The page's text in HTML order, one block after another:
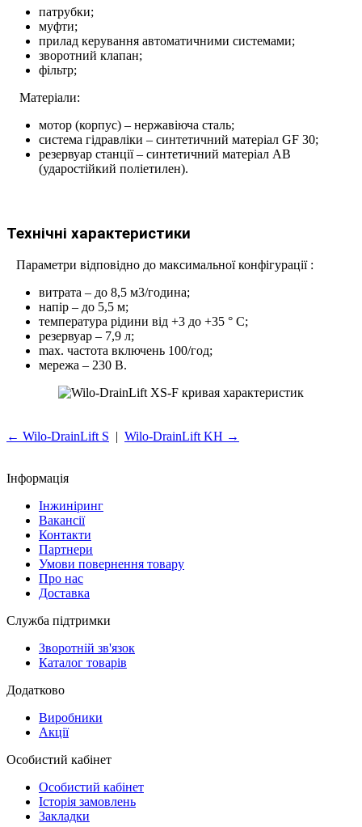
патрубки;
муфти;
прилад керування автоматичними системами;
зворотний клапан;
фільтр;
Матеріали:
мотор (корпус) – нержавіюча сталь;
система гідравліки – синтетичний матеріал GF 30;
резервуар станції – синтетичний матеріал AB
(ударостійкий поліетилен).
Технічні характеристики
Параметри відповідно до максимальної конфігурації :
витрата – до 8,5 м3/година;
напір – до 5,5 м;
температура рідини від +3 до +35 ° С;
резервуар – 7,9 л;
max. частота включень 100/год;
мережа – 230 В.
← Wilo-DrainLift S | Wilo-DrainLift KH →
Інформація
Інжиніринг
Вакансії
Контакти
Партнери
Умови повернення товару
Про нас
Доставка
Служба підтримки
Зворотній зв'язок
Каталог товарів
Додатково
Виробники
Акції
Особистий кабінет
Особистий кабінет
Історія замовлень
Закладки